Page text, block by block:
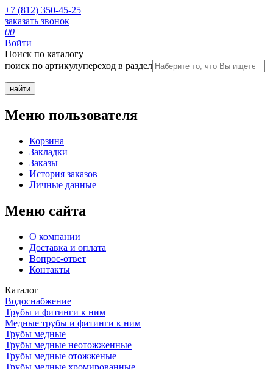
+7 (812) 350-45-25
заказать звонок
00
Войти
Поиск по каталогу
поиск по артикулупереход в раздел
Меню пользователя
Корзина
Закладки
Заказы
История заказов
Личные данные
Меню сайта
О компании
Доставка и оплата
Вопрос-ответ
Контакты
Каталог
Водоснабжение
Трубы и фитинги к ним
Медные трубы и фитинги к ним
Трубы медные
Трубы медные неотожженные
Трубы медные отожженые
Трубы медные хромированные